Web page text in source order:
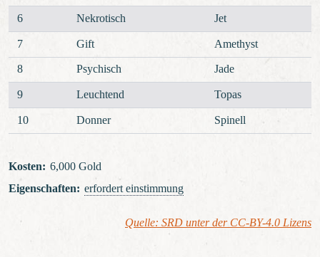
6
Nekrotisch
Jet
7
Gift
Amethyst
8
Psychisch
Jade
9
Leuchtend
Topas
10
Donner Spinell
Kosten: 6,000 Gold
Eigenschaften: erfordert einstimmung
Quelle: SRD unter der CC-BY-4.0 Lizens